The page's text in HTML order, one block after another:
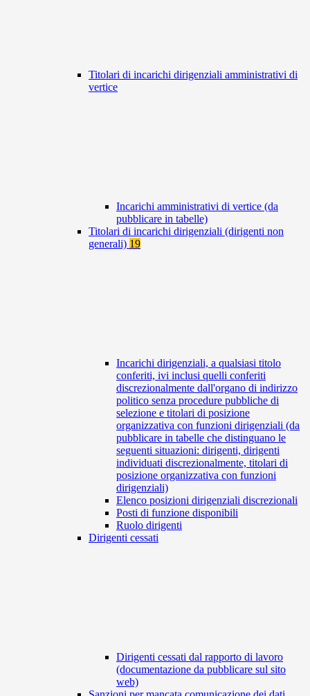
Titolari di incarichi dirigenziali amministrativi di
vertice
Incarichi amministrativi di vertice (da
pubblicare in tabelle)
Titolari di incarichi dirigenziali (dirigenti non
generali) 19
Incarichi dirigenziali, a qualsiasi titolo
conferiti, ivi inclusi quelli conferiti
discrezionalmente dall'organo di indirizzo
politico senza procedure pubbliche di
selezione e titolari di posizione
organizzativa con funzioni dirigenziali (da
pubblicare in tabelle che distinguano le
seguenti situazioni: dirigenti, dirigenti
individuati discrezionalmente, titolari di
posizione organizzativa con funzioni
dirigenziali)
Elenco posizioni dirigenziali discrezionali
Posti di funzione disponibili
Ruolo dirigenti
Dirigenti cessati
Dirigenti cessati dal rapporto di lavoro
(documentazione da pubblicare sul sito
web)